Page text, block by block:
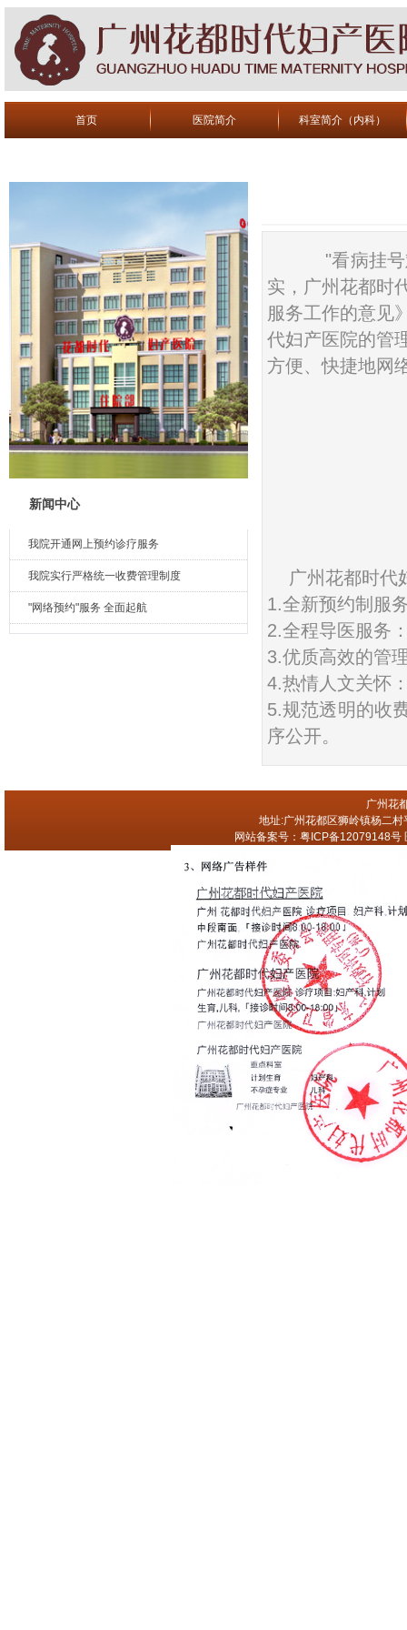
首页 医院简介 科室简介（内科）
新闻中心
我院开通网上预约诊疗服务
我院实行严格统一收费管理制度
"网络预约"服务 全面起航
"看病挂号
实，广州花都时
服务工作的意见
代妇产医院的管
方便、快捷地网
广州花都时代
1.全新预约制服
2.全程导医服务
3.优质高效的管
4.热情人文关怀
5.规范透明的收
序公开。
广州花
地址:广州花都区狮岭镇杨二
网站备案号： 粤ICP备12079148号